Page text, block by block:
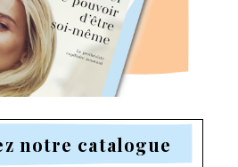
notre catalogue